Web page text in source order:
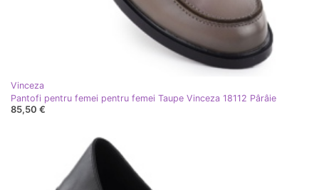
Vinceza
Pantofi pentru femei pentru femei Taupe Vinceza 18112 Pârâie
85,50 €